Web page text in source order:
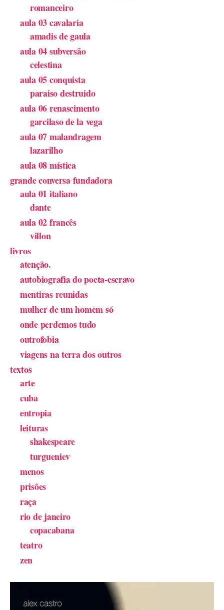
romanceiro
aula 03 cavalaria
amadis de gaula
aula 04 subversão
celestina
aula 05 conquista
paraiso destruido
aula 06 renascimento
garcilaso de la vega
aula 07 malandragem
lazarilho
aula 08 mística
grande conversa fundadora
aula 01 italiano
dante
aula 02 francês
villon
livros
atenção.
autobiografia do poeta-escravo
mentiras reunidas
mulher de um homem só
onde perdemos tudo
outrofobia
viagens na terra dos outros
textos
arte
cuba
entropia
leituras
shakespeare
turgueniev
menos
prisões
raça
rio de janeiro
copacabana
teatro
zen